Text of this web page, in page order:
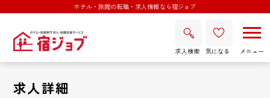
ホテル・旅館の転職・求人情報なら宿ジョブ
求人検索 気になる
求人詳細